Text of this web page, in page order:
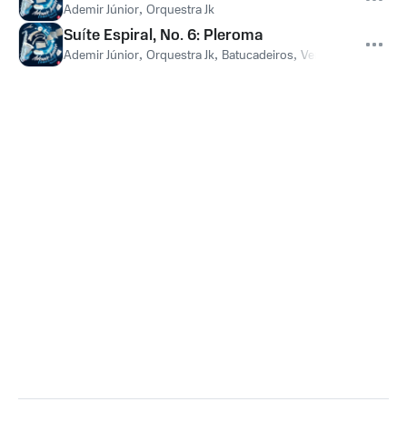
Ademir Júnior, Orquestra Jk
Suíte Espiral, No. 6: Pleroma
Ademir Júnior, Orquestra Jk, Batucadeiros, Veronica Ferriani